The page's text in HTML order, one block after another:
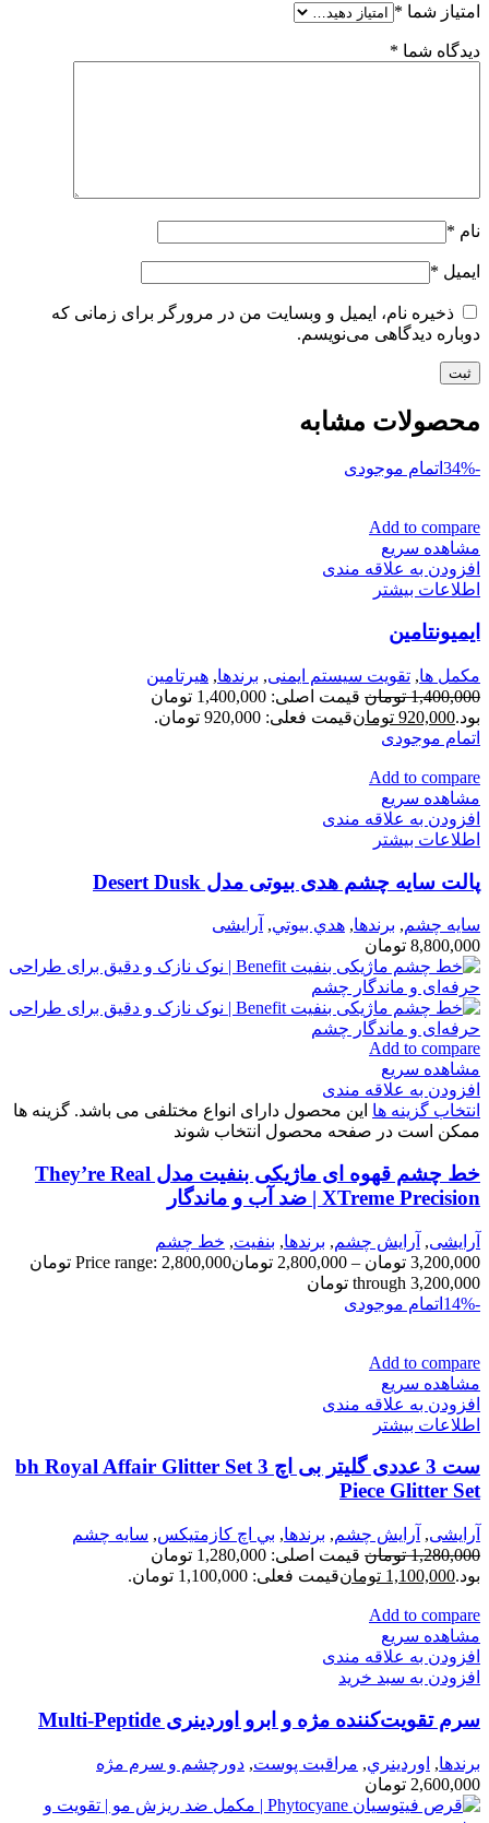
امتیاز شما *
دیدگاه شما *
نام *
ایمیل *
ذخیره نام، ایمیل و وبسایت من در مرورگر برای زمانی که
دوباره دیدگاهی می‌نویسم.
محصولات مشابه
-34% اتمام موجودی
Add to compare
مشاهده سریع
افزودن به علاقه مندی
اطلاعات بیشتر
ایمیونتامین
مكمل ها, تقویت سیستم ایمنی, برندها, هیرتامین
1,400,000 تومان
قیمت اصلی: 1,400,000 تومان
بود.920,000 تومانقیمت فعلی: 920,000 تومان.
اتمام موجودی
Add to compare
مشاهده سریع
افزودن به علاقه مندی
اطلاعات بیشتر
پالت سایه چشم هدی بیوتی مدل Desert Dusk
سايه چشم, برندها, هدي بيوتي, آرایشی
8,800,000 تومان
Add to compare
مشاهده سریع
افزودن به علاقه مندی
انتخاب گزینه ها این محصول دارای انواع مختلفی می باشد. گزینه ها
ممکن است در صفحه محصول انتخاب شوند
خط چشم قهوه ای ماژیکی بنفیت مدل They’re Real
XTreme Precision | ضد آب و ماندگار
آرایشی, آرايش چشم, برندها, بنفيت, خط چشم
3,200,000 تومان –
2,800,000 تومان
Price range: 2,800,000 تومان
through 3,200,000 تومان
-14%
اتمام موجودی
Add to compare
مشاهده سریع
افزودن به علاقه مندی
اطلاعات بیشتر
ست 3 عددی گلیتر بی اچ bh Royal Affair Glitter Set 3
Piece Glitter Set
آرایشی, آرايش چشم, برندها, بي اچ كازمتيكس, سايه چشم
1,280,000 تومان
قیمت اصلی: 1,280,000 تومان
بود.1,100,000 تومانقیمت فعلی: 1,100,000 تومان.
Add to compare
مشاهده سریع
افزودن به علاقه مندی
افزودن به سبد خرید
سرم تقویت‌کننده مژه و ابرو اوردینری Multi-Peptide
برندها, اوردينري, مراقبت پوست, دورچشم و سرم مژه
2,600,000 تومان